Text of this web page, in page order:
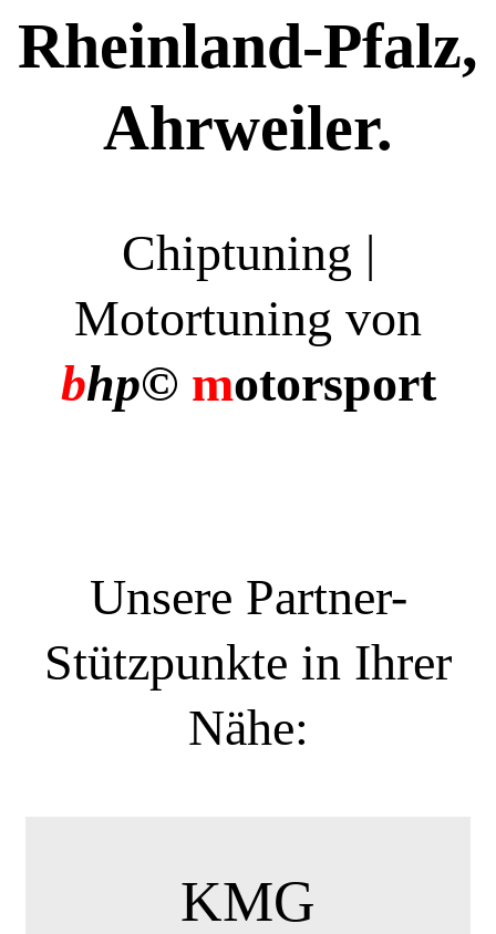
Rheinland-Pfalz,
Ahrweiler.
Chiptuning |
Motortuning von
bhp© motorsport
Unsere Partner-
Stützpunkte in Ihrer
Nähe:
KMG